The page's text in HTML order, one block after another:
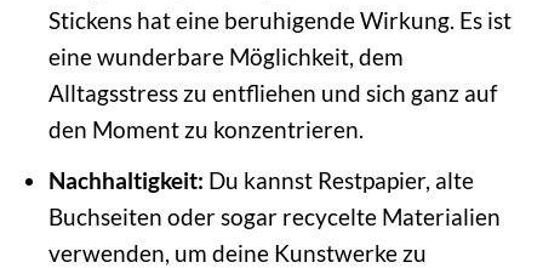
Stickens hat eine beruhigende Wirkung. Es ist
eine wunderbare Möglichkeit, dem
Alltagsstress zu entfliehen und sich ganz auf
den Moment zu konzentrieren.
Nachhaltigkeit: Du kannst Restpapier, alte
Buchseiten oder sogar recycelte Materialien
verwenden, um deine Kunstwerke zu